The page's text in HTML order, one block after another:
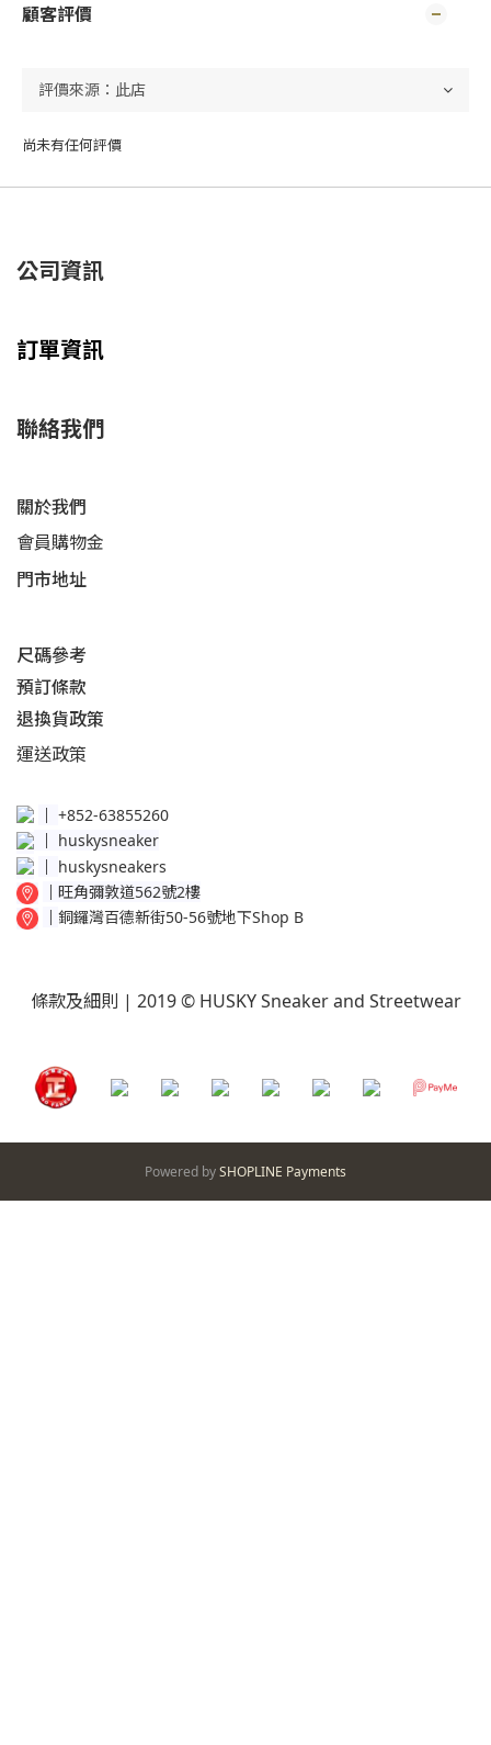
顧客評價
尚未有任何評價
公司資訊
訂單資訊
聯絡我們
關於我們
會員購物金
門市地址
尺碼參考
預訂條款
退換貨政策​
運送政策​
│ +852-63855260
huskysneaker
│ huskysneakers
│ 旺角彌敦道562號2樓
│ 銅鑼灣百德新街50-56號地下Shop B
條款及細則 | 2019 © HUSKY Sneaker and Streetwear
Powered bySHOPLINE Payments